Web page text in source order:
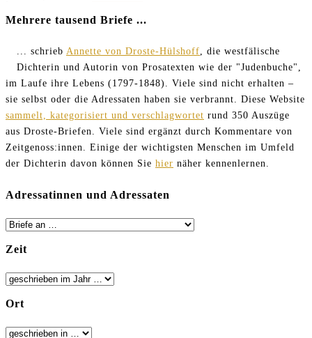
wie
die
Fennewitz,
so
wäre
es
mir
übel
gegangen
Mehrere tausend Briefe ...
... schrieb Annette von Droste-Hülshoff , die westfälische
Dichterin und Autorin von Prosatexten wie der "Judenbuche",
im Laufe ihre Lebens (1797-1848). Viele sind nicht erhalten –
sie selbst oder die Adressaten haben sie verbrannt. Diese Website
sammelt, kategorisiert und verschlagwortet rund 350 Auszüge
aus Droste-Briefen. Viele sind ergänzt durch Kommentare von
Zeitgenoss:innen. Einige der wichtigsten Menschen im Umfeld
der Dichterin davon können Sie hier näher kennenlernen.
Adressatinnen und Adressaten
Zeit
Ort